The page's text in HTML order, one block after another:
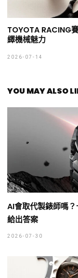
TOYOTA RACING
繹機械魅力
2026-07-14
YOU MAY ALSO
AI會取代製錶師嗎
給出答案
2026-07-30